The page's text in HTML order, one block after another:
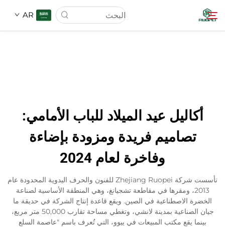
AR
تنزيل
الاتصال
أكاليل عيد الميلاد للباب الأمامي:
تصاميم فريدة ومزودة بإضاءة
وفاخرة لعام 2024
تأسست شركة Zhejiang Ruopei للفنون والحرف اليدوية المحدودة عام
2013، ومقرها في مقاطعة تشجيانغ، وهي المنطقة الأساسية لصناعة
الخضرة الاصطناعية في الصين. ويقع قاعدة إنتاج الشركة في حديقة ما
جيان الصناعية بمدينة لانشي، وتغطي مساحة تقارب 50,000 متر مربع،
بينما يقع مكتب المبيعات في ييوو، التي تُعرف باسم "عاصمة السلع